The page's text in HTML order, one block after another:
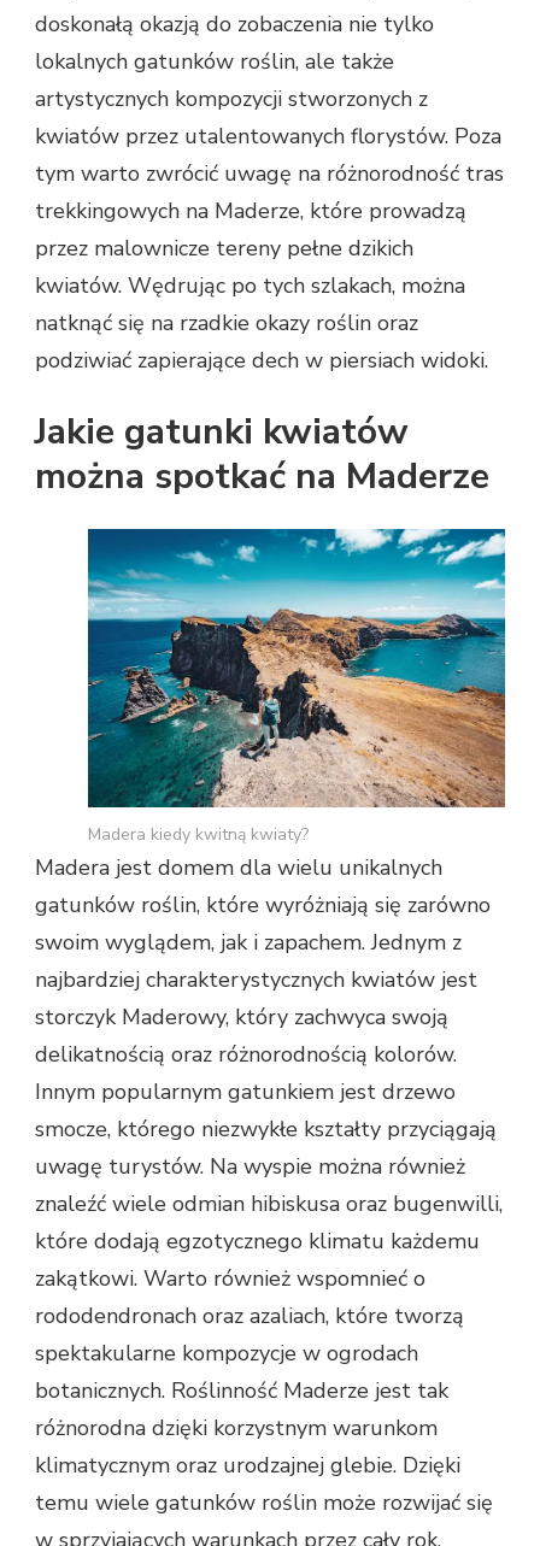
doskonałą okazją do zobaczenia nie tylko
lokalnych gatunków roślin, ale także
artystycznych kompozycji stworzonych z
kwiatów przez utalentowanych florystów. Poza
tym warto zwrócić uwagę na różnorodność tras
trekkingowych na Maderze, które prowadzą
przez malownicze tereny pełne dzikich
kwiatów. Wędrując po tych szlakach, można
natknąć się na rzadkie okazy roślin oraz
podziwiać zapierające dech w piersiach widoki.
Jakie gatunki kwiatów
można spotkać na Maderze
Madera kiedy kwitną kwiaty?
Madera jest domem dla wielu unikalnych
gatunków roślin, które wyróżniają się zarówno
swoim wyglądem, jak i zapachem. Jednym z
najbardziej charakterystycznych kwiatów jest
storczyk Maderowy, który zachwyca swoją
delikatnością oraz różnorodnością kolorów.
Innym popularnym gatunkiem jest drzewo
smocze, którego niezwykłe kształty przyciągają
uwagę turystów. Na wyspie można również
znaleźć wiele odmian hibiskusa oraz bugenwilli,
które dodają egzotycznego klimatu każdemu
zakątkowi. Warto również wspomnieć o
rododendronach oraz azaliach, które tworzą
spektakularne kompozycje w ogrodach
botanicznych. Roślinność Maderze jest tak
różnorodna dzięki korzystnym warunkom
klimatycznym oraz urodzajnej glebie. Dzięki
temu wiele gatunków roślin może rozwijać się
w sprzyjających warunkach przez cały rok.